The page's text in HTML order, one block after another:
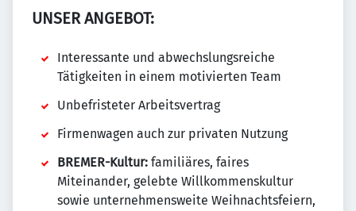
UNSER ANGEBOT:
Interessante und abwechslungsreiche
Tätigkeiten in einem motivierten Team
Unbefristeter Arbeitsvertrag
Firmenwagen auch zur privaten Nutzung
BREMER-Kultur: familiäres, faires
Miteinander, gelebte Willkommenskultur
sowie unternehmensweite Weihnachtsfeiern,